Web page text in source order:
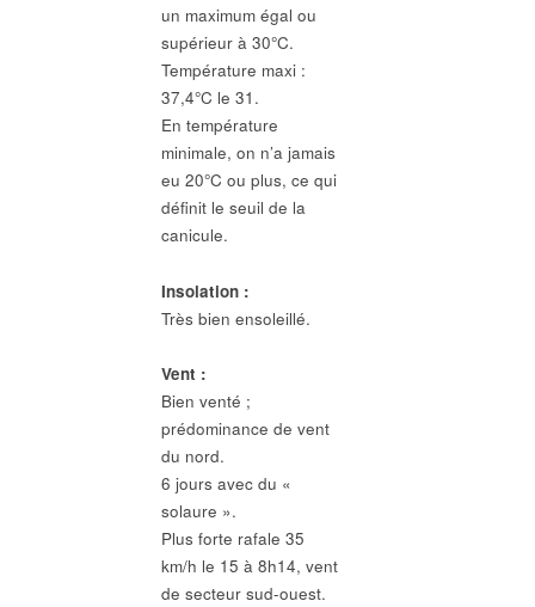
un maximum égal ou
supérieur à 30°C.
Température maxi :
37,4°C le 31.
En température
minimale, on n’a jamais
eu 20°C ou plus, ce qui
définit le seuil de la
canicule.
Insolation :
Très bien ensoleillé.
Vent :
Bien venté ;
prédominance de vent
du nord.
6 jours avec du «
solaure ».
Plus forte rafale 35
km/h le 15 à 8h14, vent
de secteur sud-ouest.